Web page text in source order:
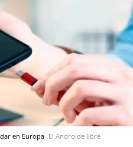
en Europa El Androide libre